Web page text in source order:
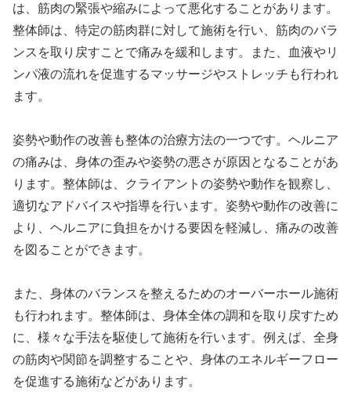
は、筋肉の緊張や縮みによって悪化することがあります。
整体師は、特定の筋肉群に対して施術を行い、筋肉のバラ
ンスを取り戻すことで痛みを緩和します。また、血液やリ
ンパ液の流れを促進するマッサージやストレッチも行われ
ます。
姿勢や動作の改善も整体の治療方法の一つです。ヘルニア
の痛みは、身体の歪みや姿勢の悪さが原因となることがあ
ります。整体師は、クライアントの姿勢や動作を観察し、
適切なアドバイスや指導を行います。姿勢や動作の改善に
より、ヘルニアに負担をかける要因を軽減し、痛みの改善
を図ることができます。
また、身体のバランスを整えるためのオーバーホール施術
も行われます。整体師は、身体全体の調和を取り戻すため
に、様々な手法を駆使して施術を行います。例えば、全身
の筋肉や関節を調整することや、身体のエネルギーフロー
を促進する施術などがあります。